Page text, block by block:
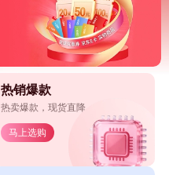
热销爆款
热卖爆款，现货直降
马上选购